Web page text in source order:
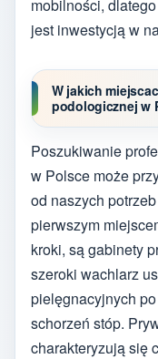
mobilności,
jest inwestycją w
W jakich
podologicznej w
Poszukiwanie
w Polsce może
od naszych
pierwszym
kroki, są gabinety
szeroki wachlarz
pielęgnacyjnych
schorzeń stóp.
charakteryzują się